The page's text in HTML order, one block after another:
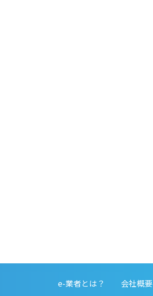
e-業者とは？ 会社概要